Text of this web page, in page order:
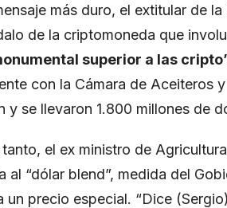
más duro, el extitular de la
de la criptomoneda que
superior a las
con la Cámara de Aceiteros
y se llevaron 1.800 millones de
el ex ministro de
al “dólar blend”, medida del
un precio especial. “Dice